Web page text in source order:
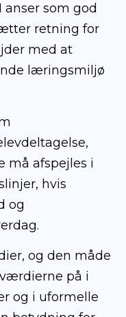
som god
retning for
med at
læringsmiljø
må afspejles i
hvis
og
og den måde
på i
og i uformelle